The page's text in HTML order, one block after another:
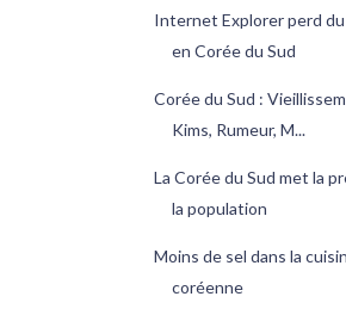
Internet Explorer perd
en Corée du Sud
Corée du Sud :
Kims, Rumeur, M...
La Corée du Sud met la
la population
Moins de sel dans la
coréenne